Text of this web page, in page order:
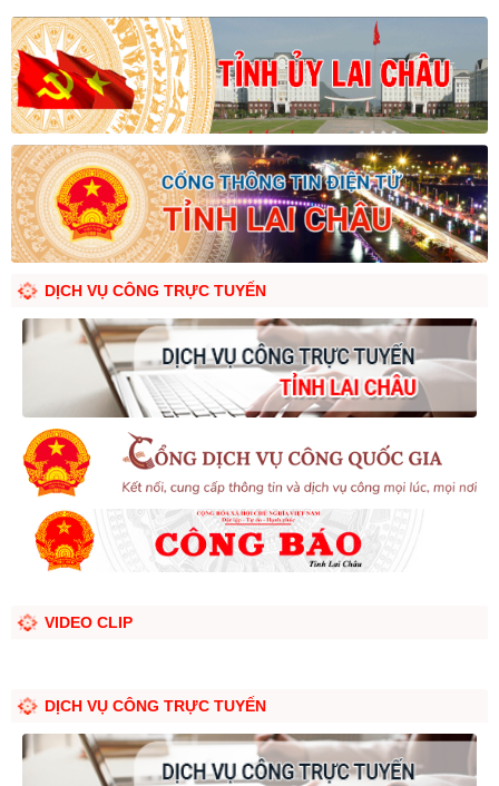
DỊCH VỤ CÔNG TRỰC TUYẾN
VIDEO CLIP
DỊCH VỤ CÔNG TRỰC TUYẾN